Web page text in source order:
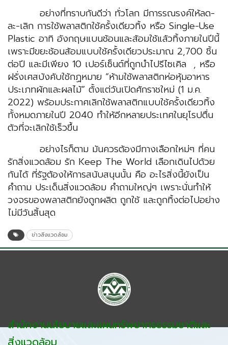
อย่างที่ทราบกันดีว่า ทั่วโลก มีการรณรงค์ให้ลด-
ละ-เลิก การใช้พลาสติกใช้ครั้งเดียวทิ้ง หรือ Single-Use
Plastic อาทิ อังกฤษแบนช้อนและส้อมใช้แล้วทิ้งภายในปีนี้
เพราะมีขยะช้อนส้อมแบบใช้ครั้งเดียวประมาณ 2,700 ชิ้น
ต่อปี และมีเพียง 10 เปอร์เซ็นต์ที่ถูกนำไปรีไซเคิล , หรือ
ฝรั่งเศสบังคับใช้กฏหมาย “ห้ามใช้พลาสติกห่อหุ้มอาหาร
ประเภทผักและผลไม้” ตั้งแต่วันเปิดศักราชใหม่ (1 ม.ค.
2022) พร้อมประกาศเลิกใช้พลาสติกแบบใช้ครั้งเดียวทิ้ง
ทั้งหมดภายในปี 2040 ทำให้อีกหลายประเทศในยุโรปตื่น
ตัวที่จะเลิกใช้เร็วขึ้น
อย่างไรก็ตาม มันควรต้องมีทางเลือกใหม่ๆ ที่คน
รักสิ่งแวดล้อม รัก Keep The World เลือกเดินไปด้วย
กันได้ ที่รัฐต้องให้การสนับสนุนนั้น คือ อะไรสิ่งนี้ยังเป็น
คำถาม ประเด็นสิ่งแวดล้อม คำถามใหญ่ๆ เพราะนั่นทำให้
วงจรของพลาสติกยังถูกผลิต ถูกใช้ และถูกทิ้งต่อไปอย่าง
ไม่มีวันสิ้นสุด
ข่าวสิ่งแวดล้อม
สำนักงานนโยบายและแผนทรัพยากรธรรมชาติและ